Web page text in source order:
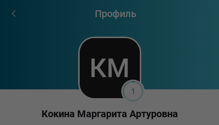
Профиль
1
Кокина Маргарита Артуровна